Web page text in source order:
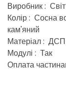
Виробник :
Колір : Сосна
кам'яний
Матеріал : ДСП
Модулі : Так
Оплата